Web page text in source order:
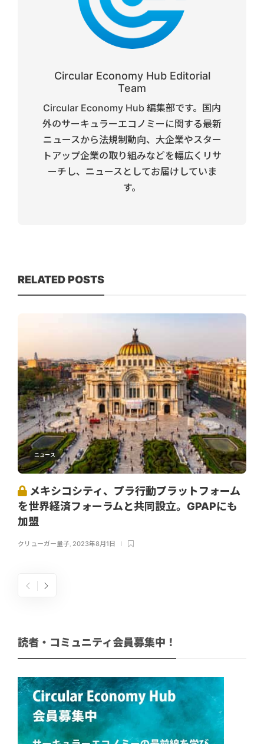
Circular Economy Hub Editorial
Team
Circular Economy Hub 編集部です。国内
外のサーキュラーエコノミーに関する最新
ニュースから法規制動向、大企業やスター
トアップ企業の取り組みなどを幅広くリサ
ーチし、ニュースとしてお届けしていま
す。
RELATED POSTS
ニュース
メキシコシティ、プラ行動プラットフォーム
を世界経済フォーラムと共同設立。GPAPにも
加盟
クリューガー量子 2023年8月1日
読者・コミュニティ会員募集中！